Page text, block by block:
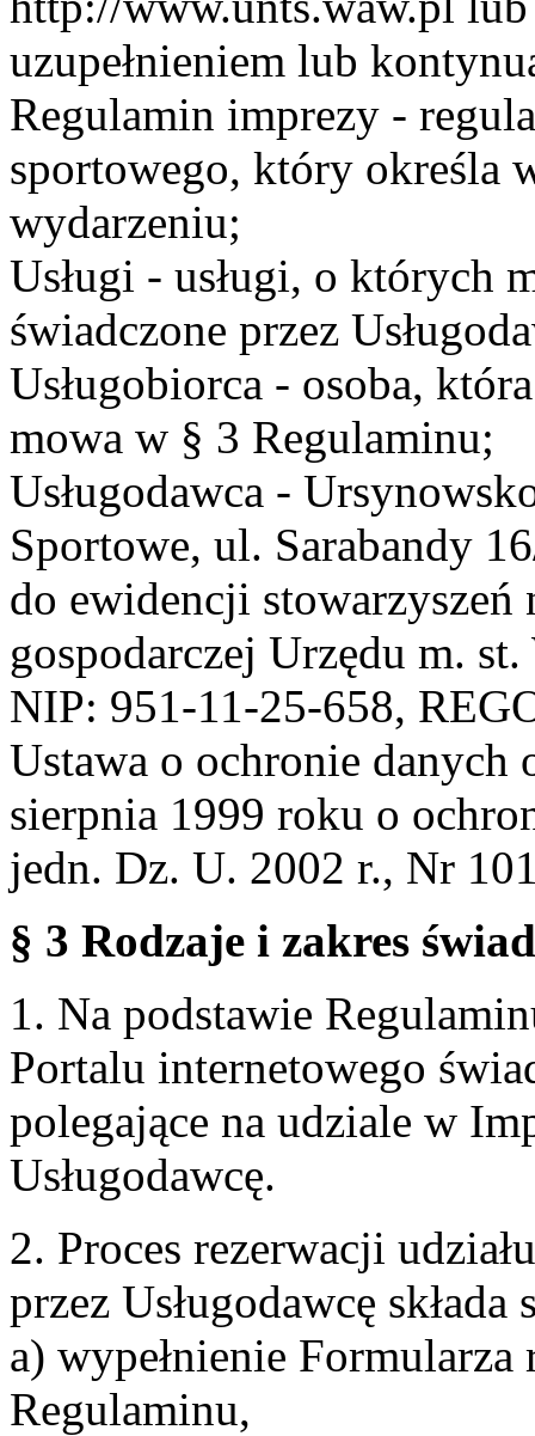
uzupełnieniem lub
Regulamin imprezy -
sportowego, który określa
wydarzeniu;
Usługi - usługi, o których
świadczone przez
Usługobiorca - osoba,
mowa w § 3 Regulaminu;
Usługodawca -
Sportowe, ul. Sarabandy
do ewidencji stowarzyszeń
gospodarczej Urzędu m.
NIP: 951-11-25-658,
Ustawa o ochronie danych
sierpnia 1999 roku o
jedn. Dz. U. 2002 r., Nr
§ 3 Rodzaje i zakres
1. Na podstawie
Portalu internetowego
polegające na udziale w
Usługodawcę.
2. Proces rezerwacji
przez Usługodawcę
a) wypełnienie
Regulaminu,